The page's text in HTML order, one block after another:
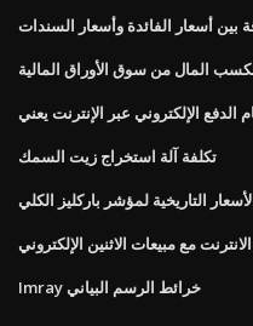
بين أسعار الفائدة وأسعار السندات
المال من سوق الأوراق المالية
الدفع الإلكتروني عبر الإنترنت يعني
تكلفة آلة استخراج زيت السمك
التاريخية لمؤشر باركليز الكلي
مع مبيعات الاثنين الإلكتروني
Imray خرائط الرسم البياني